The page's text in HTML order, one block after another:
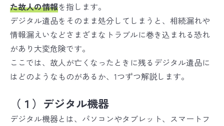
た故人の情報を指します。
デジタル遺品をそのまま処分してしまうと、相続漏れや
情報漏えいなどさまざまなトラブルに巻き込まれる恐れ
があり大変危険です。
ここでは、故人が亡くなったときに残るデジタル遺品に
はどのようなものがあるか、1つずつ解説します。
（１）デジタル機器
デジタル機器とは、パソコンやタブレット、スマートフ